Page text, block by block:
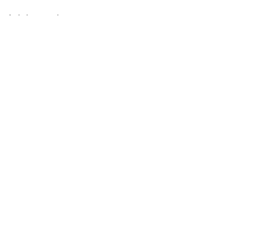
Inizio pagina